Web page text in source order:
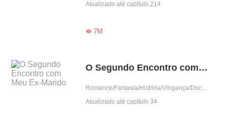
Atualizado até capítulo 214
7M
O Segundo Encontro com Meu Ex-Marido
Romance/Fantasia/História/Vingança/Doce/Casamento contratado/Predestinado/Perda de Memória
Atualizado até capítulo 34